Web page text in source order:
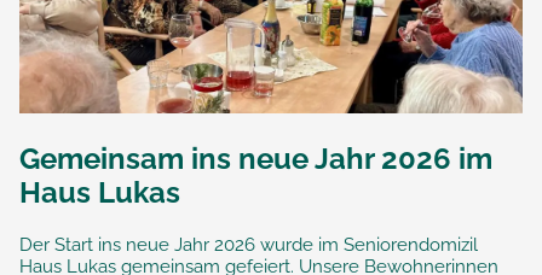
Gemeinsam ins neue Jahr 2026 im
Haus Lukas
Der Start ins neue Jahr 2026 wurde im Seniorendomizil
Haus Lukas gemeinsam gefeiert. Unsere Bewohnerinnen